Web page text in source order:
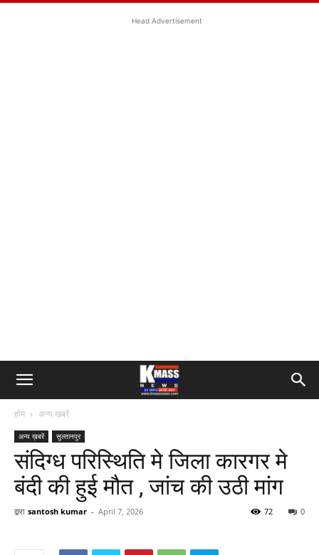
Head Advertisement
होम अन्य ख़बरें
अन्य ख़बरें सुल्तानपुर
संदिग्ध परिस्थिति मे जिला कारगर मे
बंदी की हुई मौत , जांच की उठी मांग
द्वारा santosh kumar - April 7, 2026 0
72